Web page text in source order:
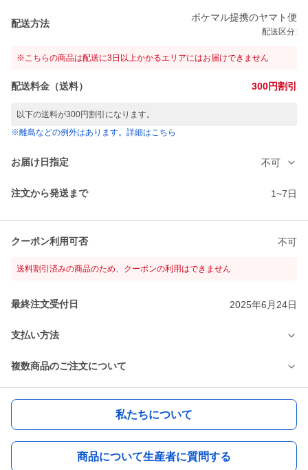
配送方法
ポケマル提携のヤマト便
配送区分:
※こちらの商品は配送に3日以上かかるエリアにはお届けできません
配送料金（送料） 300円割引
以下の送料が300円割引になります。
※離島などの例外はあります。詳細はこちら
お届け日指定 不可
注文から発送まで 1~7日
クーポン利用可否 不可
送料割引済みの商品のため、クーポンの利用はできません
最終注文受付日 2025年6月24日
支払い方法
複数商品のご注文について
私たちについて
商品について生産者に質問する